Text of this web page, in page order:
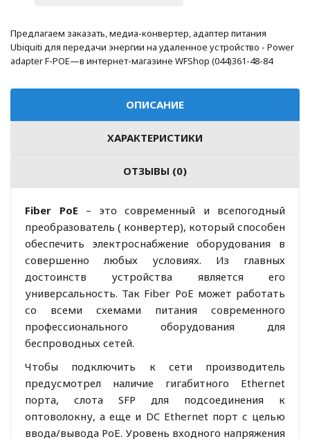
Предлагаем заказать, медиа-конвертер, адаптер питания
Ubiquiti для передачи энергии на удаленное устройство - Power
adapter F-POE—в интернет-магазине WFShop (044)361-48-84
ОПИСАНИЕ
ХАРАКТЕРИСТИКИ
ОТЗЫВЫ (0)
Fiber PoE – это современный и всепогодный
преобразователь ( конвертер), который способен
обеспечить электроснабжение оборудования в
совершенно любых условиях. Из главных
достоинств устройства является его
универсальность. Так Fiber PoE может работать
со всеми схемами питания современного
профессионального оборудования для
беспроводных сетей.
Чтобы подключить к сети производитель
предусмотрел наличие гигабитного Ethernet
порта, слота SFP для подсоединения к
оптоволокну, а еще и DC Ethernet порт с целью
ввода/вывода PoE. Уровень входного напряжения